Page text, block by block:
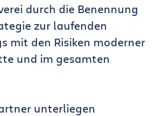
durch die Benennung
zur laufenden
mit den Risiken moderner
und im gesamten
unterliegen